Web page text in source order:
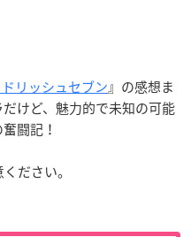
リッシュセブン』の感想ま
けど、魅力的で未知の可能
闘記！
ださい。